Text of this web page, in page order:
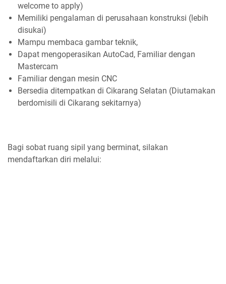
welcome to apply)
Memiliki pengalaman di perusahaan konstruksi (lebih
disukai)
Mampu membaca gambar teknik,
Dapat mengoperasikan AutoCad, Familiar dengan
Mastercam
Familiar dengan mesin CNC
Bersedia ditempatkan di Cikarang Selatan (Diutamakan
berdomisili di Cikarang sekitarnya)
Bagi sobat ruang sipil yang berminat, silakan
mendaftarkan diri melalui: